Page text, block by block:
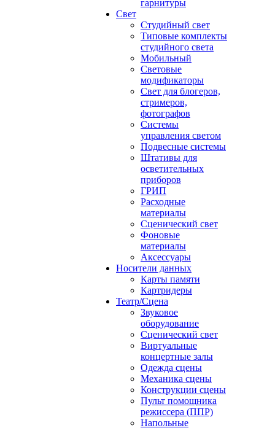
гарнитуры
Свет
Студийный свет
Типовые комплекты
студийного света
Мобильный
Световые
модификаторы
Свет для блогеров,
стримеров,
фотографов
Системы
управления светом
Подвесные системы
Штативы для
осветительных
приборов
ГРИП
Расходные
материалы
Сценический свет
Фоновые
материалы
Аксессуары
Носители данных
Карты памяти
Картридеры
Театр/Сцена
Звуковое
оборудование
Сценический свет
Виртуальные
концертные залы
Одежда сцены
Механика сцены
Конструкции сцены
Пульт помощника
режиссера (ППР)
Напольные